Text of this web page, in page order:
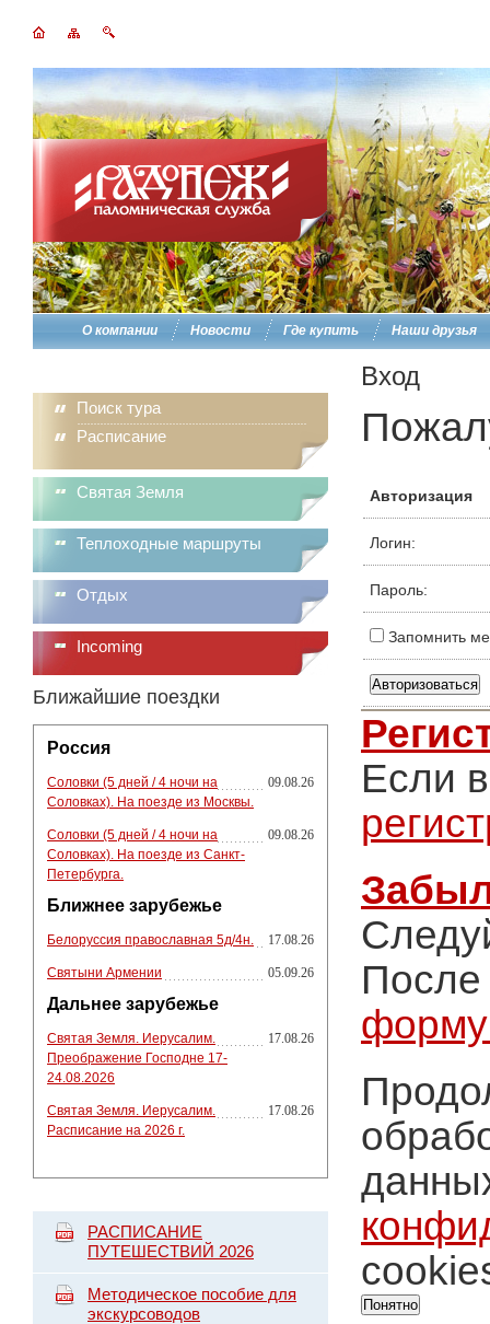
О компании Новости Где купить Наши друзья
Поиск тура
Расписание
Святая Земля
Теплоходные маршруты
Отдых
Incoming
Ближайшие поездки
Россия
Соловки (5 дней / 4 ночи на
Соловках). На поезде из Москвы.
09.08.26
Соловки (5 дней / 4 ночи на
Соловках). На поезде из Санкт-
Петербурга.
09.08.26
Ближнее зарубежье
Белоруссия православная 5д/4н. 17.08.26
Святыни Армении 05.09.26
Дальнее зарубежье
Святая Земля. Иерусалим.
Преображение Господне 17-
24.08.2026
17.08.26
Святая Земля. Иерусалим.
Расписание на 2026 г.
17.08.26
РАСПИСАНИЕ
ПУТЕШЕСТВИЙ 2026
Методическое пособие для
экскурсоводов
Вход
Авторизация
Логин:
Пароль:
Запомнить
Если
После
Понятно